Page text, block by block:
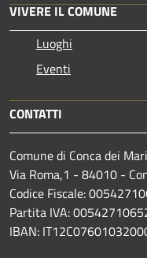
VIVERE IL COMUNE
Luoghi
Eventi
CONTATTI
Comune di Conca dei
Via Roma,1 - 84010 -
Codice Fiscale:
Partita IVA:
IBAN: